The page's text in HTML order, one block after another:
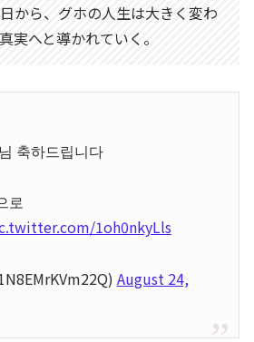
から、グホの人生は大きく変わ
実へと導かれていく。
축하드립니다
로
1oh0nkyLls
August 24,